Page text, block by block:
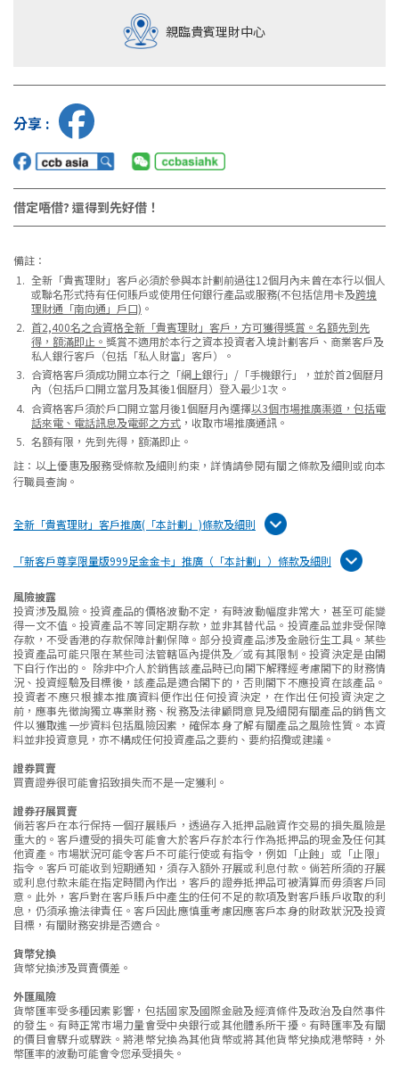
親臨貴賓理財中心
分享 :
借定唔借? 還得到先好借！
備註：
全新「貴賓理財」客戶必須於參與本計劃前過往12個月內未曾在本行以個人
或聯名形式持有任何賬戶或使用任何銀行產品或服務(不包括信用卡及跨境
理財通「南向通」戶口) 。
首2,400名之合資格全新「貴賓理財」客戶，方可獲得獎賞。名額先到先
得，額滿即止。 獎賞不適用於本行之資本投資者入境計劃客戶、商業客戶及
私人銀行客戶（包括「私人財富」客戶）。
合資格客戶須成功開立本行之「網上銀行」/「手機銀行」，並於首2個曆月
內（包括戶口開立當月及其後1個曆月）登入最少1次。
合資格客戶須於戶口開立當月後1個曆月內選擇以3個市場推廣渠道，包括電
話來電、電話訊息及電郵之方式 ，收取市場推廣通訊。
名額有限，先到先得，額滿即止。
註：以上優惠及服務受條款及細則約束，詳情請參閱有關之條款及細則或向本
行職員查詢。
全新「貴賓理財」客戶推廣(「本計劃」)條款及細則
「新客戶尊享限量版999足金金卡」推廣（「本計劃」）條款及細則
風險披露
投資涉及風險。投資產品的價格波動不定，有時波動幅度非常大，甚至可能變
得一文不值。投資產品不等同定期存款，並非其替代品。投資產品並非受保障
存款，不受香港的存款保障計劃保障。部分投資產品涉及金融衍生工具。某些
投資產品可能只限在某些司法管轄區內提供及╱或有其限制。投資決定是由閣
下自行作出的。 除非中介人於銷售該產品時已向閣下解釋經考慮閣下的財務情
況、投資經驗及目標後，該產品是適合閣下的，否則閣下不應投資在該產品。
投資者不應只根據本推廣資料便作出任何投資決定，在作出任何投資決定之
前，應事先徵詢獨立專業財務、稅務及法律顧問意見及細閱有關產品的銷售文
件以獲取進一步資料包括風險因素，確保本身了解有關產品之風險性質。本資
料並非投資意見，亦不構成任何投資產品之要約、要約招攬或建議。
證券買賣
買賣證券很可能會招致損失而不是一定獲利。
證券孖展買賣
倘若客戶在本行保持一個孖展賬戶，透過存入抵押品融資作交易的損失風險是
重大的。客戶遭受的損失可能會大於客戶存於本行作為抵押品的現金及任何其
他資產。市場狀況可能令客戶不可能行使或有指令，例如「止蝕」或「止限」
指令。客戶可能收到短期通知，須存入額外孖展或利息付款。倘若所須的孖展
或利息付款未能在指定時間內作出，客戶的證券抵押品可被清算而毋須客戶同
意。此外，客戶對在客戶賬戶中產生的任何不足的款項及對客戶賬戶收取的利
息，仍須承擔法律責任。客戶因此應慎重考慮因應客戶本身的財政狀況及投資
目標，有關財務安排是否適合。
貨幣兌換
貨幣兌換涉及買賣價差。
外匯風險
貨幣匯率受多種因素影響，包括國家及國際金融及經濟條件及政治及自然事件
的發生。有時正常市場力量會受中央銀行或其他體系所干擾。有時匯率及有關
的價目會驟升或驟跌。將港幣兌換為其他貨幣或將其他貨幣兌換成港幣時，外
幣匯率的波動可能會令您承受損失。